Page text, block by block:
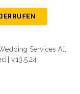
Services All
| v.13.5.24